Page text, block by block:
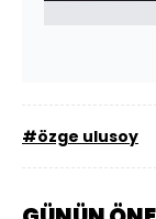
#özge ulusoy